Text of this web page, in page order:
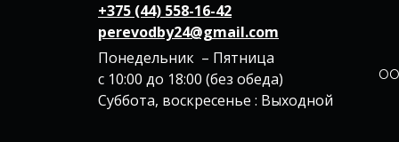
+375 (44) 558-16-42
perevodby24@gmail.com
Понедельник – Пятница
с 10:00 до 18:00 (без обеда)
Суббота, воскресенье : Выходной